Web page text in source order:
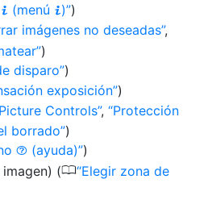
i (menú i) )
imágenes no deseadas,
)
disparo )
exposición )
Picture Controls ,
Protección
borrado )
d (ayuda) )
(0 Elegir zona de